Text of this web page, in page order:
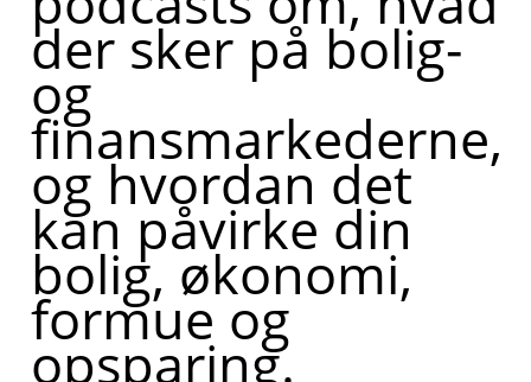
der sker på bolig-
og
finansmarkederne,
og hvordan det
kan påvirke din
bolig, økonomi,
formue og
opsparing.